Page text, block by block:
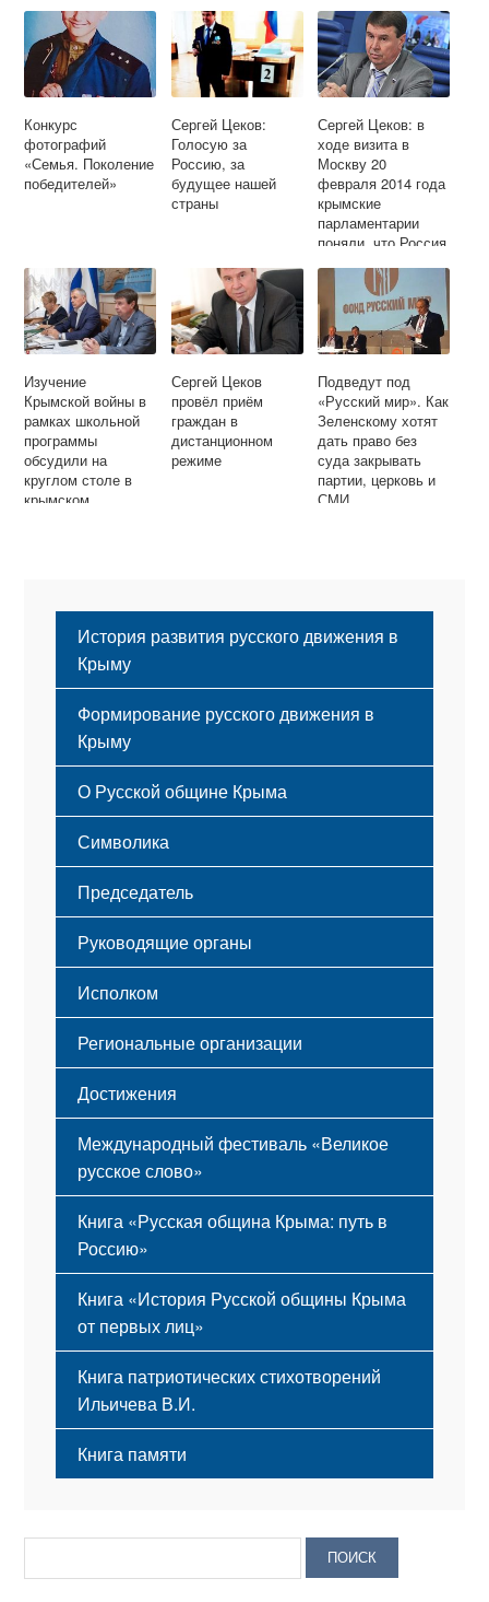
Конкурс
фотографий
«Семья. Поколение
победителей»
Сергей Цеков:
Голосую за
Россию, за
будущее нашей
страны
Сергей Цеков: в
ходе визита в
Москву 20
февраля 2014 года
крымские
парламентарии
поняли, что Россия
смотреть на то, как
нарушают права
соотечественников
в Крыму
Изучение
Крымской войны в
рамках школьной
программы
обсудили на
круглом столе в
крымском
Сергей Цеков
провёл приём
граждан в
дистанционном
режиме
Подведут под
«Русский мир». Как
Зеленскому хотят
дать право без
суда закрывать
партии, церковь и
СМИ
История развития русского движения в
Крыму
Формирование русского движения в
Крыму
Русский Крым
О Русской общине Крыма
Этапы становления
Принципы деятельности
Структура
Мероприятия
Символика
Флаг
Герб
Гимн
Председатель
Руководящие органы
Исполком
Региональные организации
Достижения
Международный фестиваль «Великое
русское слово»
Книга «Русская община Крыма: путь в
Россию»
Книга «История Русской общины Крыма
от первых лиц»
Книга патриотических стихотворений
Ильичева В.И.
Книга памяти